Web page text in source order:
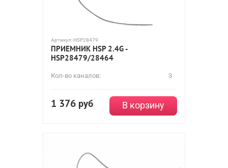
Артикул: HSP28479
ПРИЕМНИК HSP 2.4G -
HSP28479/28464
Кол-во каналов: 3
1 376 руб В корзину